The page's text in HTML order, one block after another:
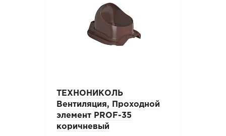
ТЕХНОНИКОЛЬ
Вентиляция, Проходной
элемент PROF-35
коричневый